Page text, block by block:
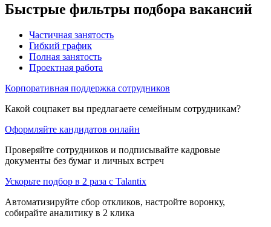
Быстрые фильтры подбора вакансий
Частичная занятость
Гибкий график
Полная занятость
Проектная работа
Корпоративная поддержка сотрудников
Какой соцпакет вы предлагаете семейным сотрудникам?
Оформляйте кандидатов онлайн
Проверяйте сотрудников и подписывайте кадровые
документы без бумаг и личных встреч
Ускорьте подбор в 2 раза с Talantix
Автоматизируйте сбор откликов, настройте воронку,
собирайте аналитику в 2 клика